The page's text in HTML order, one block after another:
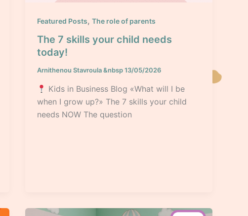
Featured Posts,The role of parents
The 7 skills your child needs
today!
Arnithenou Stavroula&nbsp13/05/2026
Kids in Business Blog «What will I be
when I grow up?» The 7 skills your child
needs NOW The question